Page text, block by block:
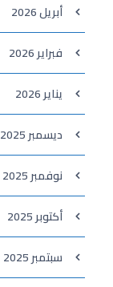
أبريل 2026
فبراير 2026
يناير 2026
ديسمبر 2025
نوفمبر 2025
أكتوبر 2025
سبتمبر 2025